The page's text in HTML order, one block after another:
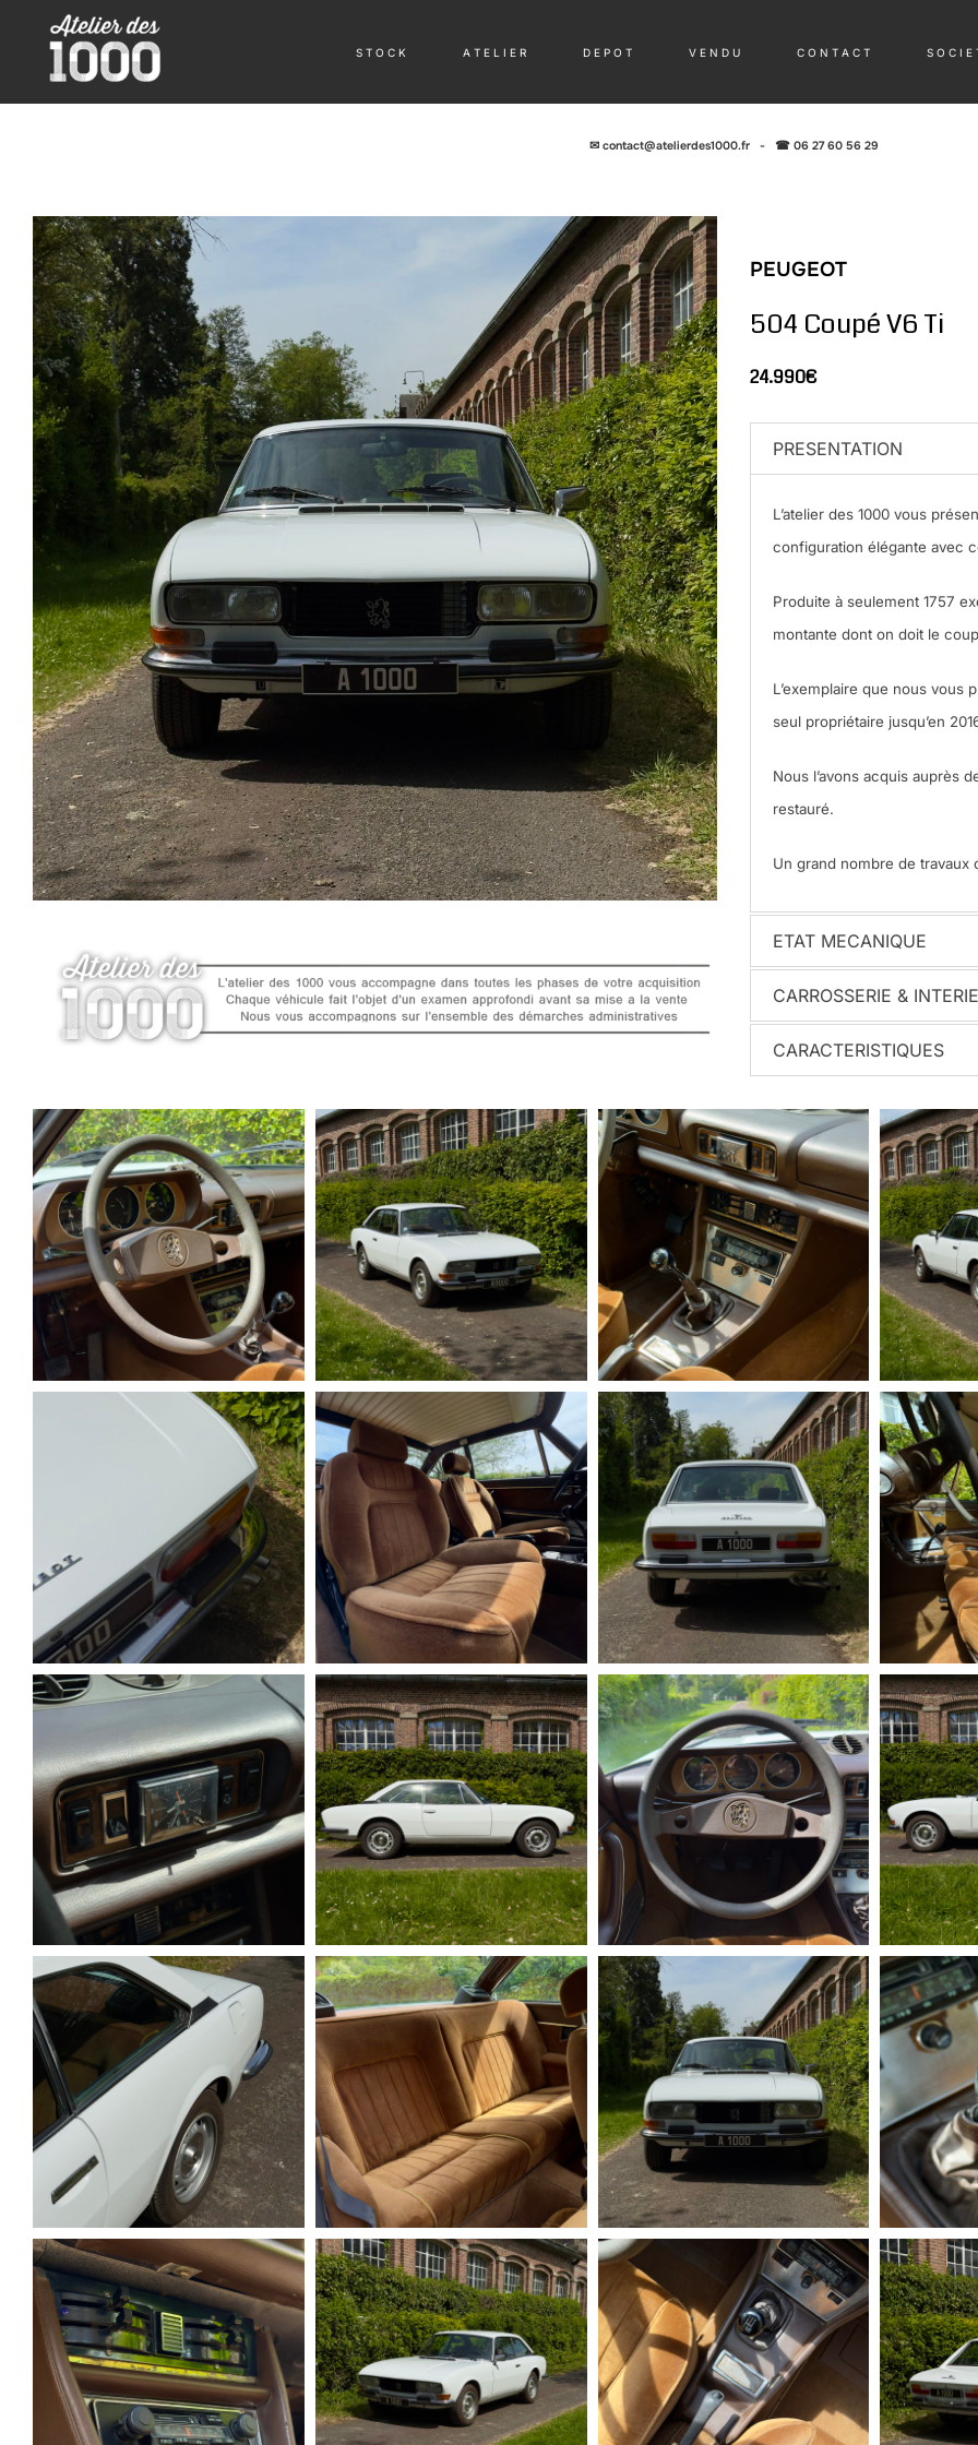
S T O C K A T E L I E R D E P O T V E N D U C O N T A C T S O C I E
✉ contact@atelierdes1000.fr- ☎ 06 27 60 56 29
PEUGEOT
504 Coupé V6 Ti
24.990€
PRESENTATION
L’atelier des 1000 vous
configuration élégante avec
Produite à seulement 1757
montante dont on doit le
L’exemplaire que nous vous
seul propriétaire jusqu’en
Nous l’avons acquis auprès
restauré.
Un grand nombre de
ETAT MECANIQUE
CARROSSERIE &
CARACTERISTIQUES